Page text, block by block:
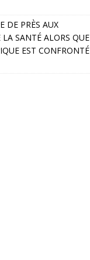
DE PRÈS AUX
LA SANTÉ ALORS QUE
EST CONFRONTÉ